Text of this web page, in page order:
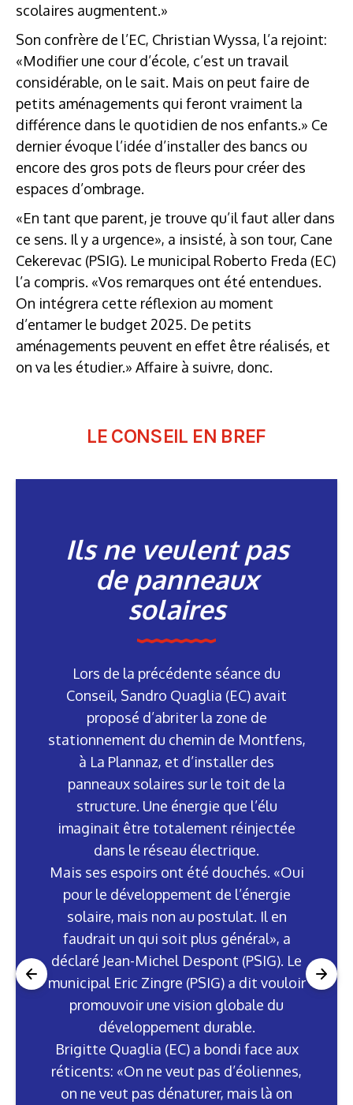
scolaires augmentent.»
Son confrère de l’EC, Christian Wyssa, l’a rejoint:
«Modifier une cour d’école, c’est un travail
considérable, on le sait. Mais on peut faire de
petits aménagements qui feront vraiment la
différence dans le quotidien de nos enfants.» Ce
dernier évoque l’idée d’installer des bancs ou
encore des gros pots de fleurs pour créer des
espaces d’ombrage.
«En tant que parent, je trouve qu’il faut aller dans
ce sens. Il y a urgence», a insisté, à son tour, Cane
Cekerevac (PSIG). Le municipal Roberto Freda (EC)
l’a compris. «Vos remarques ont été entendues.
On intégrera cette réflexion au moment
d’entamer le budget 2025. De petits
aménagements peuvent en effet être réalisés, et
on va les étudier.» Affaire à suivre, donc.
LE CONSEIL EN BREF
Ils ne veulent pas
de panneaux
solaires
Lors de la précédente séance du
Conseil, Sandro Quaglia (EC) avait
proposé d’abriter la zone de
stationnement du chemin de Montfens,
à La Plannaz, et d’installer des
panneaux solaires sur le toit de la
structure. Une énergie que l’élu
imaginait être totalement réinjectée
dans le réseau électrique.
Mais ses espoirs ont été douchés. «Oui
pour le développement de l’énergie
solaire, mais non au postulat. Il en
faudrait un qui soit plus général», a
déclaré Jean-Michel Despont (PSIG). Le
municipal Eric Zingre (PSIG) a dit vouloir
promouvoir une vision globale du
développement durable.
Brigitte Quaglia (EC) a bondi face aux
réticents: «On ne veut pas d’éoliennes,
on ne veut pas dénaturer, mais là on